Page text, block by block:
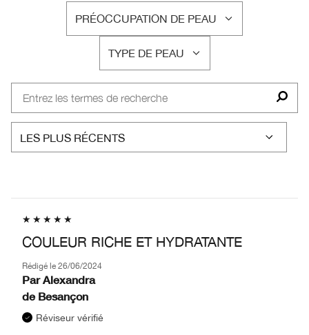
PRÉOCCUPATION DE PEAU
FRANÇAIS
TYPE DE PEAU
FRANÇAIS
COULEUR RICHE ET HYDRATANTE
Rédigé le 26/06/2024
Par Alexandra
de Besançon
Réviseur vérifié